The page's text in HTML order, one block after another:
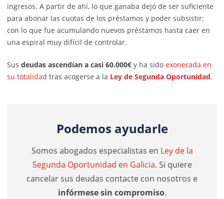
ingresos. A partir de ahí, lo que ganaba dejó de ser suficiente
para abonar las cuotas de los préstamos y poder subsistir;
con lo que fue acumulando nuevos préstamos hasta caer en
una espiral muy difícil de controlar.
Sus deudas ascendían a casi 60.000€ y ha sido exonerada en
su totalidad tras acogerse a la Ley de Segunda Oportunidad.
Podemos ayudarle
Somos abogados especialistas en Ley de la
Segunda Oportunidad en Galicia. Si quiere
cancelar sus deudas contacte con nosotros e
infórmese sin compromiso.